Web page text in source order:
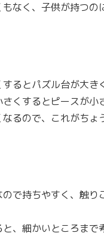
もなく、子供が持つの
するとパズル台が大き
さくするとピースが小
るので、これがちょ
ので持ちやすく、触り
と、細かいところまで